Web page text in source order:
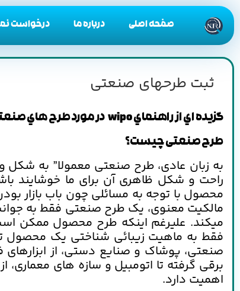
صفحه اصلی درباره ما درخواست
ثبت طرحهای صنعتی
گزيده اي از راهنمايwipoدر مورد طرح هاي
طرح صنعتی چیست؟
به زبان عادی، طرح صنعتی معمولا” به
راحت و شکل ظاهری آن برای ما خوشایند
محصول با توجه به مسائلی چون باب بازار
مالکیت معنوی، یک طرح صنعتی فقط به
میکند. علیرغم اینکه طرح محصول ممکن
فقط به ماهیت زیبائی شناختی یک محصول
صنعتی، پوشاک و صنایع دستی، از ابزارهای
برقی گرفته تا اتومبیل و سازه های
اهمیت دارد.